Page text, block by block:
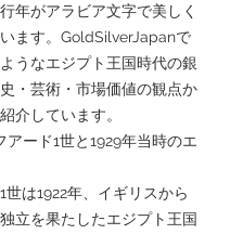
年がアラビア文字で美しく
ます。GoldSilverJapanで
うなエジプト王国時代の銀
・芸術・市場価値の観点か
介しています。
ード1世と1929年当時のエ
世は1922年、イギリスから
立を果たしたエジプト王国